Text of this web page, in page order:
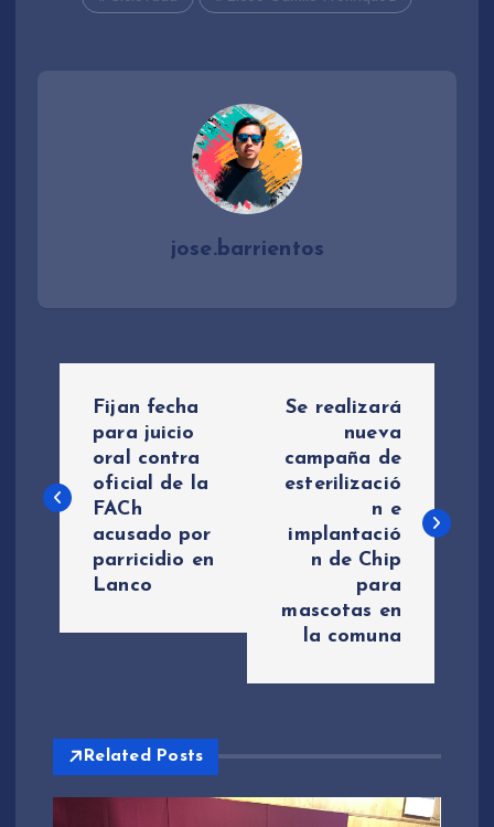
jose.barrientos
v
Fijan fecha
para juicio
oral contra
oficial de la
FACh
acusado por
parricidio en
Lanco
Se realizará
nueva
campaña de
esterilizació
n e
implantació
n de Chip
para
mascotas en
la comuna
Related Posts